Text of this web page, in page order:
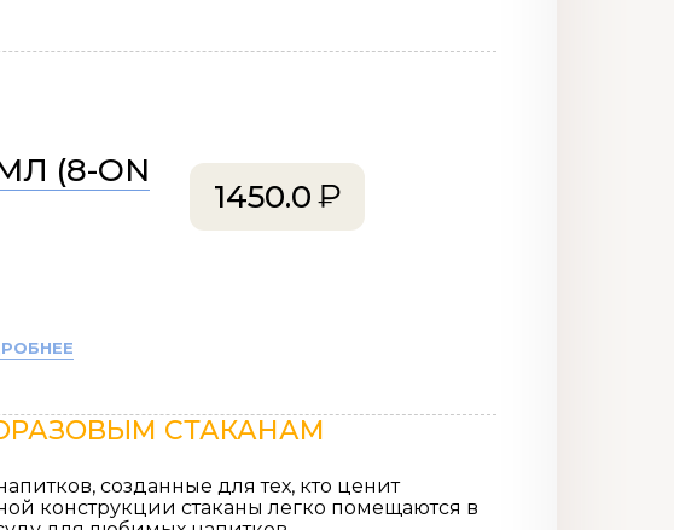
(8-ON
1450.0
СТАКАНАМ
, созданные для тех, кто ценит
конструкции стаканы легко помещаются в